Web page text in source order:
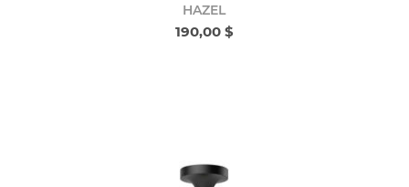
HAZEL
190,00 $